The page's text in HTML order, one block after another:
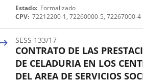
Nº
expediente
Estado Formalizado
CPV 72212200-1, 72260000-5, 72267000-4
CONTRATO DE LAS
DE CELADURIA EN LOS
DEL AREA DE SERVICIOS
SESS 133/17